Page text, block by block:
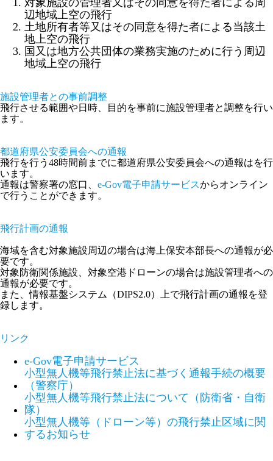
辺地域上空の飛行
土地所有者等又はその同意を得た者による当該土
地上空の飛行
国又は地方公共団体の業務実施のために行う周辺
地域上空の飛行
施設管理者との事前調整
飛行させる範囲や日時、目的を事前に施設管理者と調整を行い
ます。
都道府県公安委員会への通報
飛行を行う48時間前までに都道府県公安委員会への通報はを行
います。
通報は警察署の窓口、 e-Gov電子申請サービスからオンライン
で行うことができます。
飛行計画の通報
海域を含む対象施設周辺の場合は海上保安本部長への通報が必
要です。
対象防衛関係施設、対象空港ドローンの場合は施設管理者への
通報が必要です。
また、情報基盤システム（DIPS2.0）上で飛行計画の通報を登
録します。
リンク
e-Gov電子申請サービス
小型無人機等飛行禁止法に基づく通報手続の概要
（警察庁）
小型無人機等飛行禁止法について（防衛省・自衛
隊）
小型無人機等（ドローン等）の飛行禁止区域に関
するお知らせ